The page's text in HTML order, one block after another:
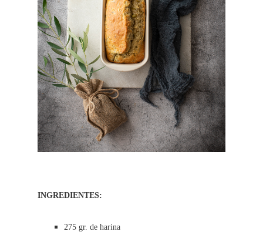
INGREDIENTES:
275 gr. de harina